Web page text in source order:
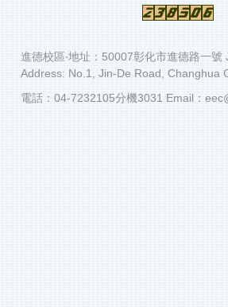
進德校區‧地址：50007彰化市進德路一號
Address: No.1, Jin-De Road, Changhua
電話：04-7232105分機3031 Email：